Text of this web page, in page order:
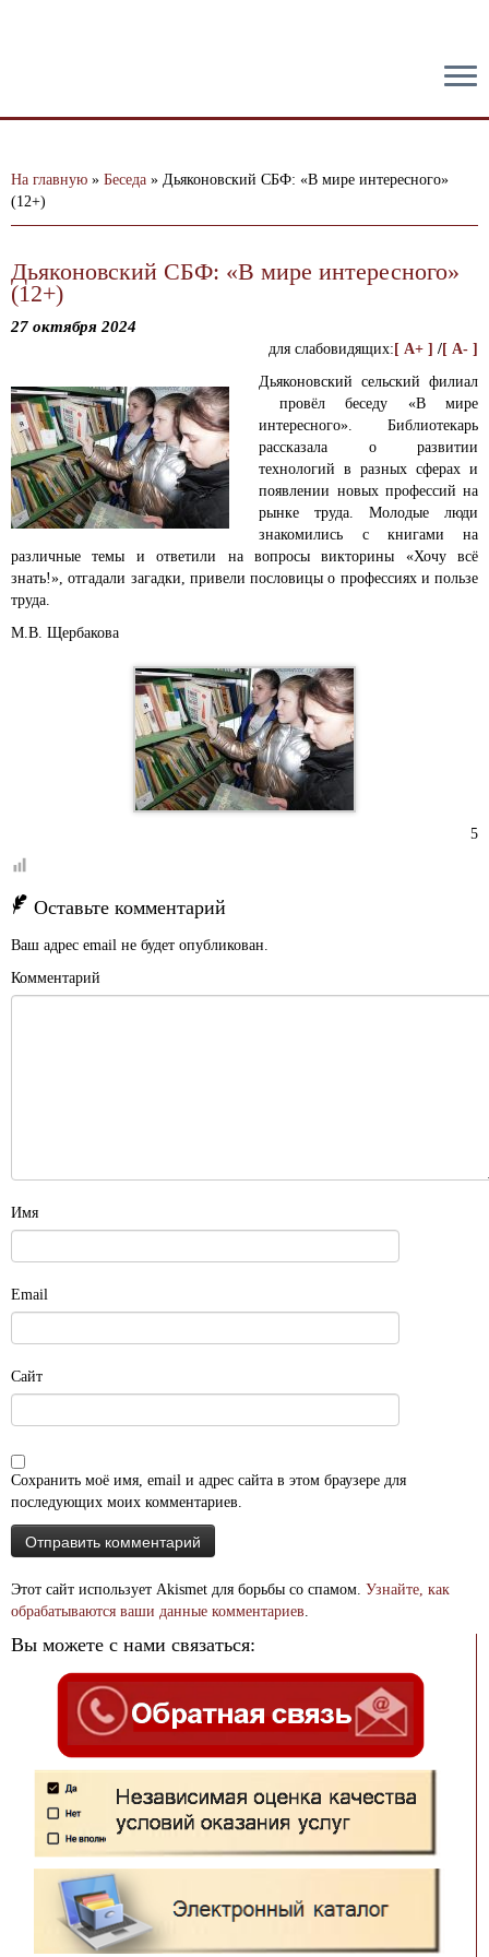
На главную » Беседа » Дьяконовский СБФ: «В мире интересного»
(12+)
Дьяконовский СБФ: «В мире интересного»
(12+)
27 октября 2024
для слабовидящих: [ A+ ] /[ A- ]
Дьяконовский сельский филиал
провёл беседу «В мире
интересного». Библиотекарь
рассказала о развитии
технологий в разных сферах и
появлении новых профессий на
рынке труда. Молодые люди
знакомились с книгами на
различные темы и ответили на вопросы викторины «Хочу всё
знать!», отгадали загадки, привели пословицы о профессиях и пользе
труда.
М.В. Щербакова
5
Оставьте комментарий
Ваш адрес email не будет опубликован.
Комментарий
Имя
Email
Сайт
Сохранить моё имя, email и адрес сайта в этом браузере для
последующих моих комментариев.
Этот сайт использует Akismet для борьбы со спамом. Узнайте, как
обрабатываются ваши данные комментариев.
Вы можете с нами связаться: